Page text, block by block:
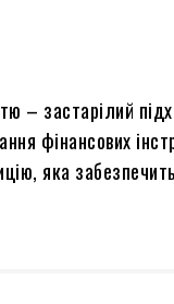
– застарілий
фінансових
яка